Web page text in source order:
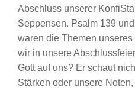
Abschluss unserer
Seppensen. Psalm 139
waren die Themen
wir in unsere
Gott auf uns? Er schaut
Stärken oder unsere